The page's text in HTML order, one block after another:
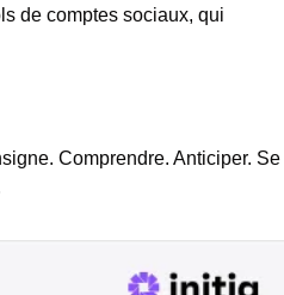
de comptes sociaux, qui
Comprendre. Anticiper. Se